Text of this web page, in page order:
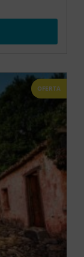
OFERTA